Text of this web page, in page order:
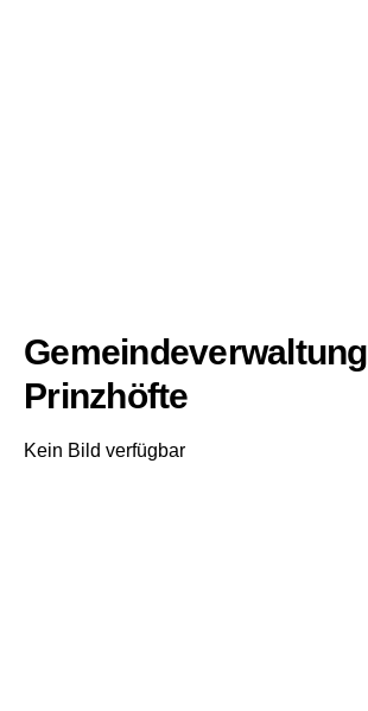
Gemeindeverwaltung
Prinzhöfte
Kein Bild verfügbar